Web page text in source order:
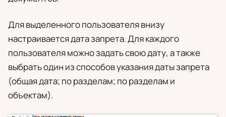
Для выделенного пользователя внизу
настраивается дата запрета. Для каждого
пользователя можно задать свою дату, а также
выбрать один из способов указания даты запрета
(общая дата; по разделам; по разделам и
объектам).